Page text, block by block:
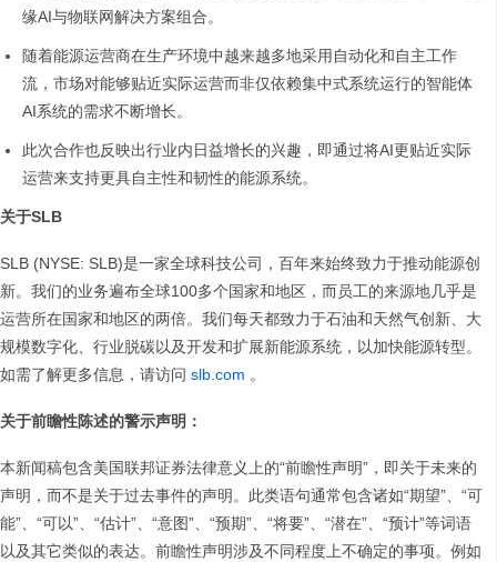
缘AI与物联网解决方案组合。
随着能源运营商在生产环境中越来越多地采用自动化和自主工作
流，市场对能够贴近实际运营而非仅依赖集中式系统运行的智能体
AI系统的需求不断增长。
此次合作也反映出行业内日益增长的兴趣，即通过将AI更贴近实际
运营来支持更具自主性和韧性的能源系统。
关于SLB
SLB (NYSE: SLB)是一家全球科技公司，百年来始终致力于推动能源创
新。我们的业务遍布全球100多个国家和地区，而员工的来源地几乎是
运营所在国家和地区的两倍。我们每天都致力于石油和天然气创新、大
规模数字化、行业脱碳以及开发和扩展新能源系统，以加快能源转型。
如需了解更多信息，请访问 slb.com 。
关于前瞻性陈述的警示声明：
本新闻稿包含美国联邦证券法律意义上的“前瞻性声明”，即关于未来的
声明，而不是关于过去事件的声明。此类语句通常包含诸如“期望”、“可
能”、“可以”、“估计”、“意图”、“预期”、“将要”、“潜在”、“预计”等词语
以及其它类似的表达。前瞻性声明涉及不同程度上不确定的事项。例如